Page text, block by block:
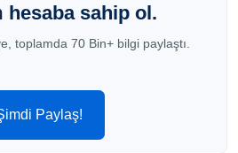
hesaba sahip ol.
toplamda 70 Bin+ bilgi paylaştı.
Paylaş!